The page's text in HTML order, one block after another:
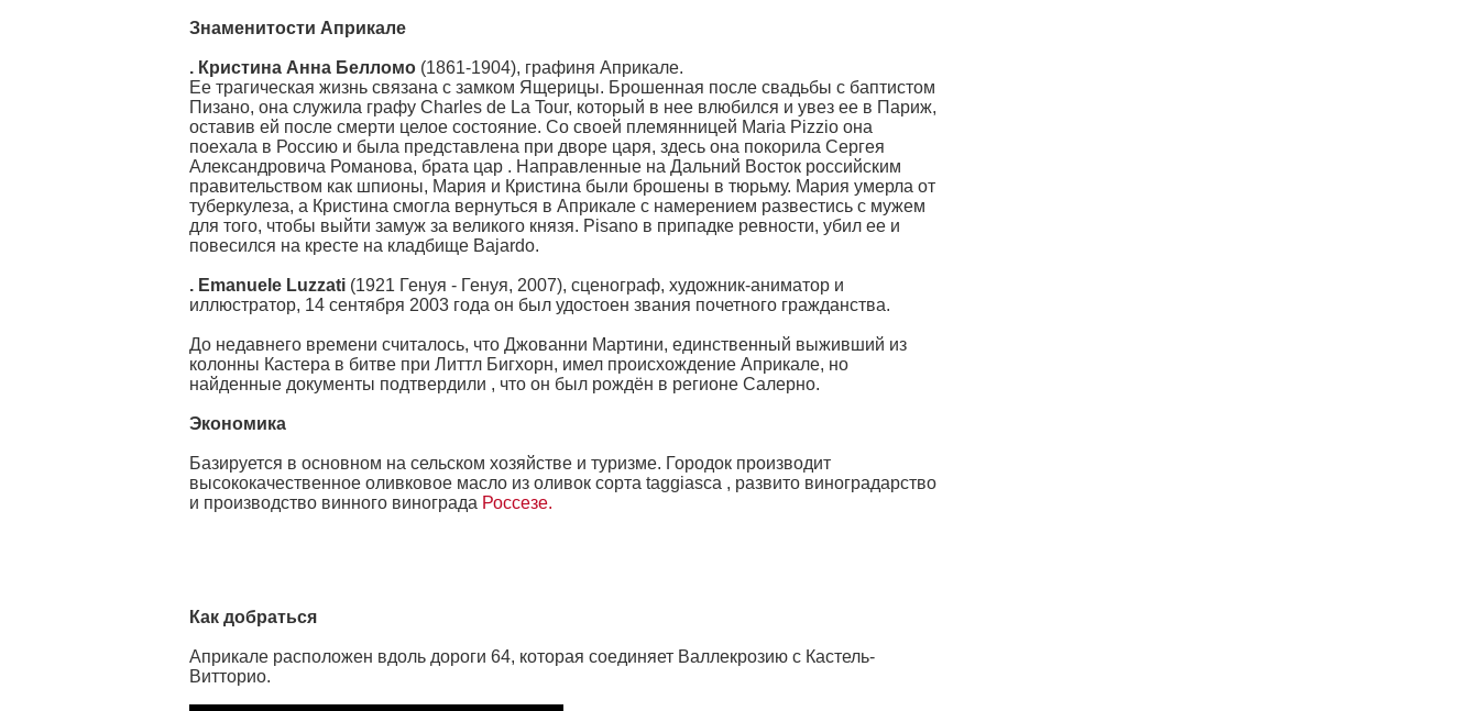
Знаменитости Априкале
. Кристина Анна Белломо (1861-1904), графиня Априкале.
Ее трагическая жизнь связана с замком Ящерицы. Брошенная после свадьбы с баптистом
Пизано, она служила графу Charles de La Tour, который в нее влюбился и увез ее в Париж,
оставив ей после смерти целое состояние. Со своей племянницей Maria Pizzio она
поехала в Россию и была представлена при дворе царя, здесь она покорила Сергея
Александровича Романова, брата цар . Направленные на Дальний Восток российским
правительством как шпионы, Мария и Кристина были брошены в тюрьму. Мария умерла от
туберкулеза, а Кристина смогла вернуться в Априкале с намерением развестись с мужем
для того, чтобы выйти замуж за великого князя. Pisano в припадке ревности, убил ее и
повесился на кресте на кладбище Bajardo.
. Emanuele Luzzati (1921 Генуя - Генуя, 2007), сценограф, художник-аниматор и
иллюстратор, 14 сентября 2003 года он был удостоен звания почетного гражданства.
До недавнего времени считалось, что Джованни Мартини, единственный выживший из
колонны Кастера в битве при Литтл Бигхорн, имел происхождение Априкале, но
найденные документы подтвердили , что он был рождён в регионе Салерно.
Экономика
Базируется в основном на сельском хозяйстве и туризме. Городок производит
высококачественное оливковое масло из оливок сорта taggiasca , развито виноградарство
и производство винного винограда Россезе.
Как добраться
Априкале расположен вдоль дороги 64, которая соединяет Валлекрозию с Кастель-
Витторио.